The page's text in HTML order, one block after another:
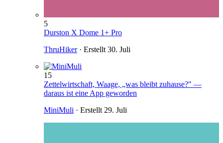
5
Durston X Dome 1+ Pro
ThruHiker· Erstellt 30. Juli
15
Zettelwirtschaft, Waage, „was bleibt zuhause?" —
daraus ist eine App geworden
MiniMuli · Erstellt 29. Juli